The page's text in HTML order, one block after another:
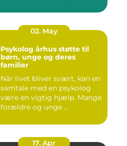
02. May
Psykolog århus støtte til
børn, unge og deres
familier
Når livet bliver svært, kan en
samtale med en psykolog
være en vigtig hjælp. Mange
forældre og unge ...
17. Apr